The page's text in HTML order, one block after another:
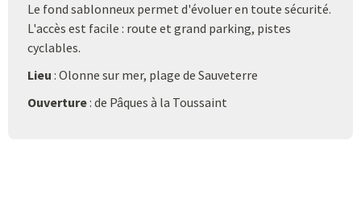
Le fond sablonneux permet d'évoluer en toute sécurité.
L'accès est facile : route et grand parking, pistes
cyclables.
Lieu : Olonne sur mer, plage de Sauveterre
Ouverture: de Pâques à la Toussaint